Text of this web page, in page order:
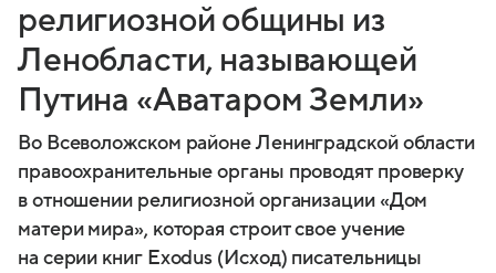
религиозной общины из
Ленобласти, называющей
Путина «Аватаром Земли»
Во Всеволожском районе Ленинградской области
правоохранительные органы проводят проверку
в отношении религиозной организации «Дом
матери мира», которая строит свое учение
на серии книг Еxodus (Исход) писательницы